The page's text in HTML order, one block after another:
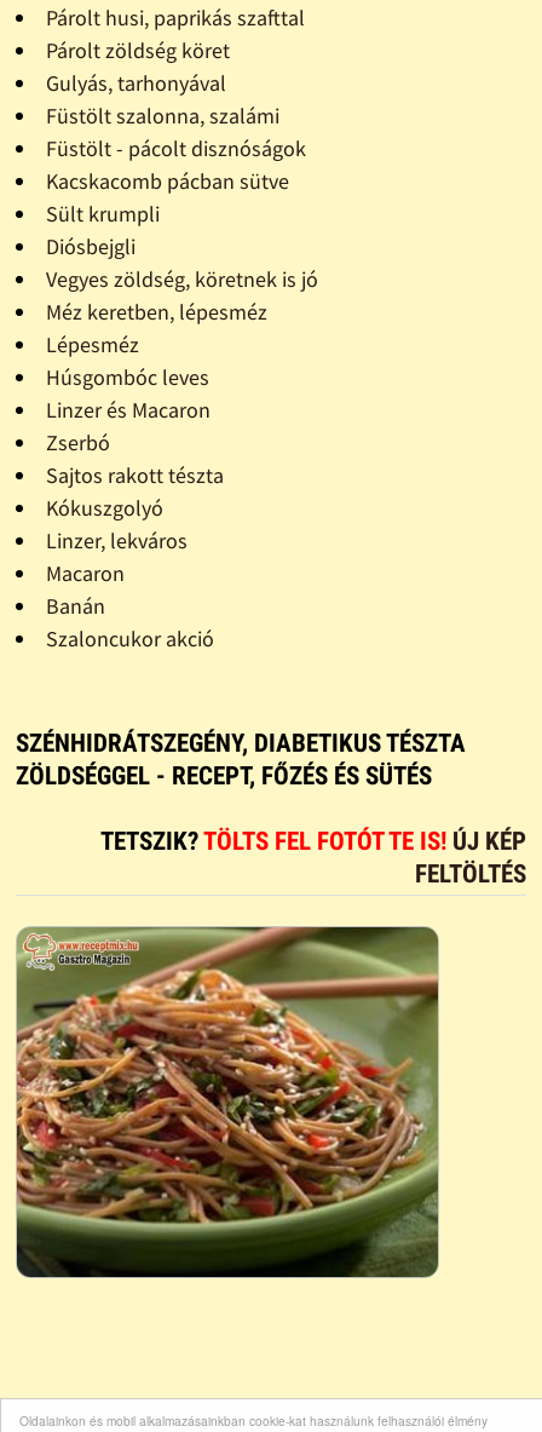
Oldalainkon és mobil alkalmazásainkban cookie-kat használunk felhasználói élmény
Párolt husi, paprikás szafttal
Párolt zöldség köret
Gulyás, tarhonyával
Füstölt szalonna, szalámi
Füstölt - pácolt disznóságok
Kacskacomb pácban sütve
Sült krumpli
Diósbejgli
Vegyes zöldség, köretnek is jó
Méz keretben, lépesméz
Lépesméz
Húsgombóc leves
Linzer és Macaron
Zserbó
Sajtos rakott tészta
Kókuszgolyó
Linzer, lekváros
Macaron
Banán
Szaloncukor akció
SZÉNHIDRÁTSZEGÉNY, DIABETIKUS TÉSZTA
ZÖLDSÉGGEL - RECEPT, FŐZÉS ÉS SÜTÉS
TETSZIK?TÖLTS FEL FOTÓT TE IS! ÚJ KÉP
FELTÖLTÉS